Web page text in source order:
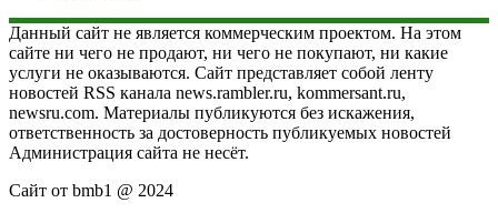
Данный сайт не является коммерческим проектом. На этом
сайте ни чего не продают, ни чего не покупают, ни какие
услуги не оказываются. Сайт представляет собой ленту
новостей RSS канала news.rambler.ru, kommersant.ru,
newsru.com. Материалы публикуются без искажения,
ответственность за достоверность публикуемых новостей
Администрация сайта не несёт.
Сайт от bmb1 @ 2024